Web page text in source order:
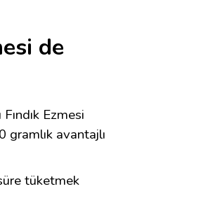
de
Ezmesi
gramlık avantajlı
tüketmek